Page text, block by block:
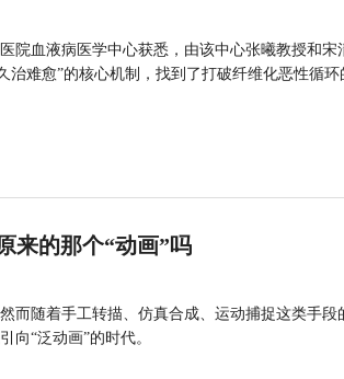
院血液病医学中心获悉，由该中心张曦教授和
治难愈”的核心机制，找到了打破纤维化恶性循环
来的那个“动画”吗
而随着手工转描、仿真合成、运动捕捉这类手
向“泛动画”的时代。